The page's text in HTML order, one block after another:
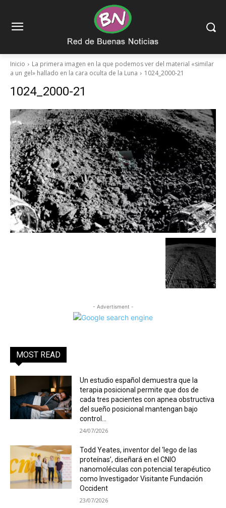
Inicio
La primera imagen en la que podemos ver del material «similar
a un gel» hallado en la cara oculta de la Luna
1024_2000-21
1024_2000-21
- Advertisment -
MOST READ
Un estudio español demuestra que la
terapia posicional permite que dos de
cada tres pacientes con apnea obstructiva
del sueño posicional mantengan bajo
control...
24/07/2026
Todd Yeates, inventor del ‘lego de las
proteínas’, diseñará en el CNIO
nanomoléculas con potencial terapéutico
como Investigador Visitante Fundación
Occident
23/07/2026